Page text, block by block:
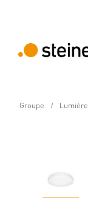
Groupe Lumière
Caractéristiques